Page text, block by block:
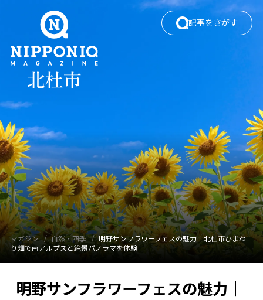
記事をさがす
マガジン 自然・四季
明野サンフラワーフェスの魅力｜北杜市ひまわ
り畑で南アルプスと絶景パノラマを体験
明野サンフラワーフェスの魅力｜
ワードでさがす
カテゴリでさがす
エリアガイド 働く 暮らし・移住
自然・四季
観光
タグでさがす
テレワーク環境・副業
トレッキング・ハイキング